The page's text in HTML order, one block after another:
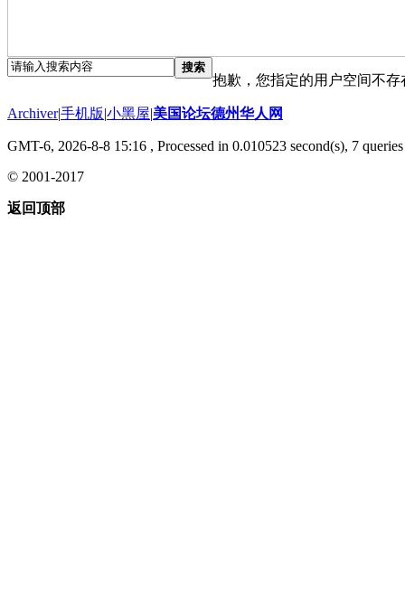
搜索
抱歉，您指定的用户空间不存
Archiver|手机版|小黑屋|美国论坛德州华人网
GMT-6, 2026-8-8 15:16 , Processed in 0.010523 second(s), 7
© 2001-2017
返回顶部